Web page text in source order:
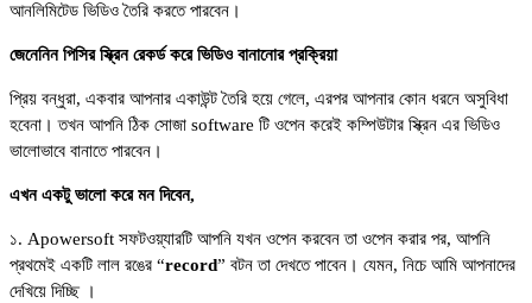
আনলিমিটেড ভিডিও তৈরি করতে পারবেন।
জেনেনিন পিসির স্ক্রিন রেকর্ড করে ভিডিও বানানোর প্রক্রিয়া
প্রিয় বন্ধুরা, একবার আপনার একাউন্ট তৈরি হয়ে গেলে, এরপর আপনার কোন ধরনে অসুবিধা
হবেনা। তখন আপনি ঠিক সোজা software টি ওপেন করেই কম্পিউটার স্ক্রিন এর ভিডিও
ভালোভাবে বানাতে পারবেন।
এখন একটু ভালো করে মন দিবেন,
১. Apowersoft সফটওয়্যারটি আপনি যখন ওপেন করবেন তা ওপেন করার পর, আপনি
প্রথমেই একটি লাল রঙের “record” বটন তা দেখতে পাবেন। যেমন, নিচে আমি আপনাদের
দেখিয়ে দিচ্ছি ।